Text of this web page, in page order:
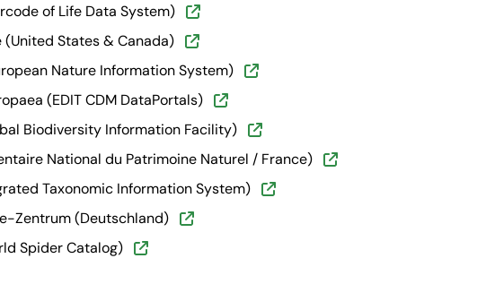
of Life Data System)
(United States & Canada)
Nature Information System)
(EDIT CDM DataPortals)
Biodiversity Information Facility)
National du Patrimoine Naturel / France)
Taxonomic Information System)
Zentrum (Deutschland)
Spider Catalog)